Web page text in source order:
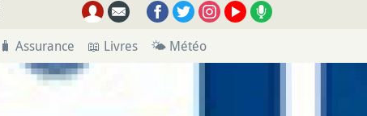
🧳 Assurance 📖 Livres 🌤 Météo